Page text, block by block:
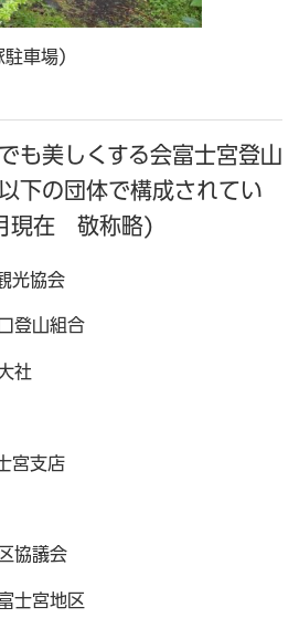
駐車場)
も美しくする会富士宮登山
下の団体で構成されてい
現在 敬称略)
光協会
登山組合
社
宮支店
協議会
士宮地区